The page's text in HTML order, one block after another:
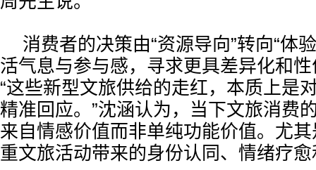
消费者的决策由“资源导向”转向“体
活气息与参与感，寻求更具差异化和
“这些新型文旅供给的走红，本质上是
精准回应。”沈涵认为，当下文旅消费
来自情感价值而非单纯功能价值。尤
重文旅活动带来的身份认同、情绪疗